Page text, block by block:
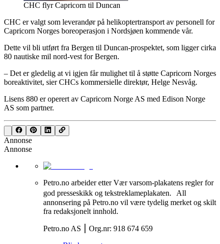
CHC flyr Capricorn til Duncan
CHC er valgt som leverandør på helikoptertransport av personell for
Capricorn Norges boreoperasjon i Nordsjøen kommende vår.
Dette vil bli utført fra Bergen til Duncan-prospektet, som ligger cirka
80 nautiske mil nord-vest for Bergen.
– Det er gledelig at vi igjen får mulighet til å støtte Capricorn Norges
boreaktivitet, sier CHCs kommersielle direktør, Helge Nesvåg.
Lisens 880 er operert av Capricorn Norge AS med Edison Norge
AS som partner.
Annonse
Annonse
Petro.no arbeider etter Vær varsom-plakatens regler for
god presseskikk og tekstreklameplakaten. All
annonsering på Petro.no vil være tydelig merket og skilt
fra redaksjonelt innhold.
Petro.no AS ⎮ Org.nr: 918 674 659